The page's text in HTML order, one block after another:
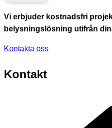
Vi erbjuder kostnadsfri
belysningslösning utifrån
Kontakta oss
Kontakt